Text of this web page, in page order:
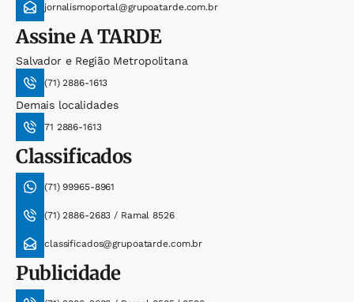
jornalismoportal@grupoatarde.com.br
AssineA TARDE
Salvador e Região Metropolitana
(71) 2886-1613
Demais localidades
71 2886-1613
Classificados
(71) 99965-8961
(71) 2886-2683 / Ramal 8526
classificados@grupoatarde.com.br
Publicidade